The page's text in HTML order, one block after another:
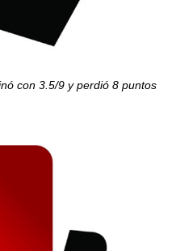
con 3.5/9 y perdió 8 puntos